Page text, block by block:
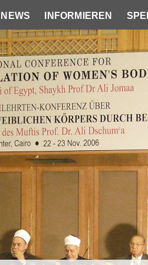
Hauptnavigation
NEWS INFORMIEREN